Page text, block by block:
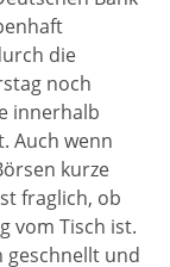
die
noch
innerhalb
Auch wenn
kurze
fraglich, ob
vom Tisch ist.
geschnellt und